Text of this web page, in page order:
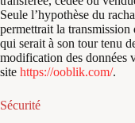
Seule l’hypothèse du
permettrait la transmission
qui serait à son tour tenu
modification des données
site https://ooblik.com/.
Sécurité